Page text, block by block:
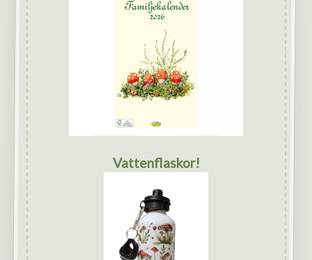
Vattenflaskor!